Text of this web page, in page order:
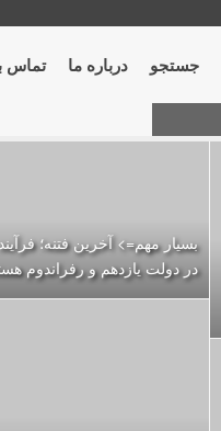
جستجو درباره ما تماس
بسیار مهم=> آخرین فتنه؛
در دولت یازدهم و رفراندوم